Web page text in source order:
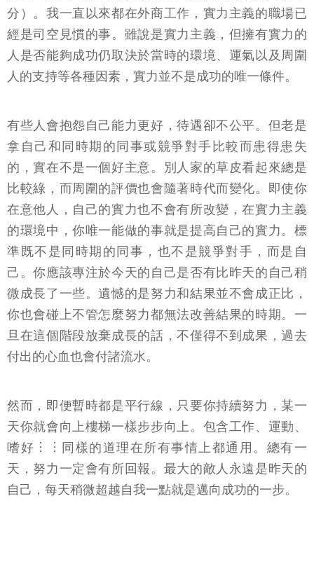
分）。我一直以來都在外商工作，實力主義的職場已
經是司空見慣的事。雖說是實力主義，但擁有實力的
人是否能夠成功仍取決於當時的環境、運氣以及周圍
人的支持等各種因素，實力並不是成功的唯一條件。
有些人會抱怨自己能力更好，待遇卻不公平。但老是
拿自己和同時期的同事或競爭對手比較而患得患失
的，實在不是一個好主意。別人家的草皮看起來總是
比較綠，而周圍的評價也會隨著時代而變化。即使你
在意他人，自己的實力也不會有所改變，在實力主義
的環境中，你唯一能做的事就是提高自己的實力。標
準既不是同時期的同事，也不是競爭對手，而是自
己。你應該專注於今天的自己是否有比昨天的自己稍
微成長了一些。遺憾的是努力和結果並不會成正比，
你也會碰上不管怎麼努力都無法改善結果的時期。一
旦在這個階段放棄成長的話，不僅得不到成果，過去
付出的心血也會付諸流水。
然而，即便暫時都是平行線，只要你持續努力，某一
天你就會向上樓梯一樣步步向上。包含工作、運動、
嗜好︙︙同樣的道理在所有事情上都通用。總有一
天，努力一定會有所回報。最大的敵人永遠是昨天的
自己，每天稍微超越自我一點就是邁向成功的一步。